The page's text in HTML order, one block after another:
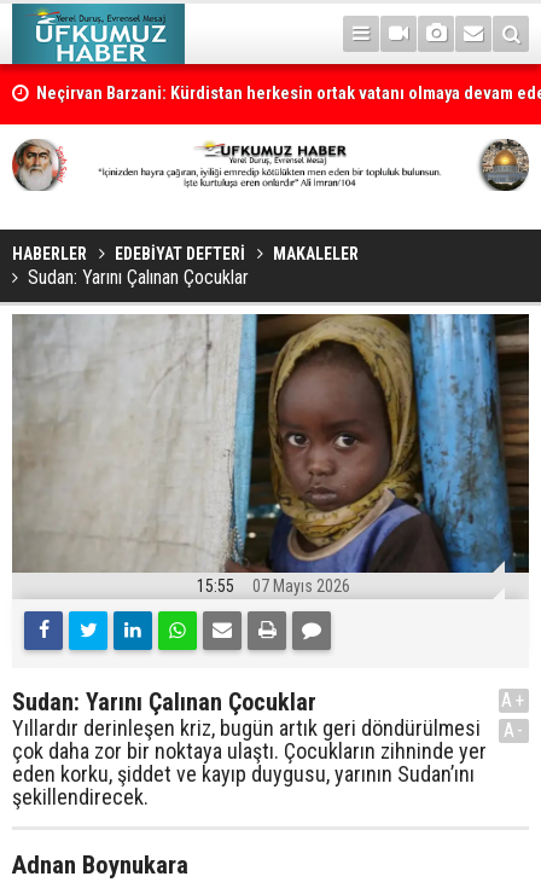
Neçirvan Barzani: Kürdistan herkesin ortak vatanı olmaya devam
HABERLER EDEBİYAT DEFTERİ MAKALELER
Sudan: Yarını Çalınan Çocuklar
15:55 07 Mayıs 2026
Sudan: Yarını Çalınan Çocuklar
Yıllardır derinleşen kriz, bugün artık geri döndürülmesi
çok daha zor bir noktaya ulaştı. Çocukların zihninde yer
eden korku, şiddet ve kayıp duygusu, yarının Sudan’ını
şekillendirecek.
A+
A-
Adnan Boynukara